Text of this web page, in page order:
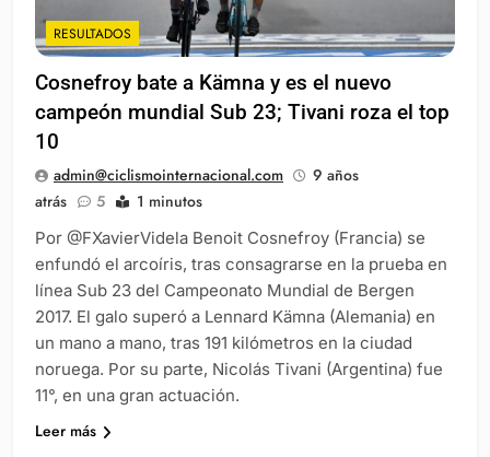
RESULTADOS
Cosnefroy bate a Kämna y es el nuevo
campeón mundial Sub 23; Tivani roza el top
10
admin@ciclismointernacional.com
9 años
atrás
5 1 minutos
Por @FXavierVidela Benoit Cosnefroy (Francia) se
enfundó el arcoíris, tras consagrarse en la prueba en
línea Sub 23 del Campeonato Mundial de Bergen
2017. El galo superó a Lennard Kämna (Alemania) en
un mano a mano, tras 191 kilómetros en la ciudad
noruega. Por su parte, Nicolás Tivani (Argentina) fue
11°, en una gran actuación.
Leer más